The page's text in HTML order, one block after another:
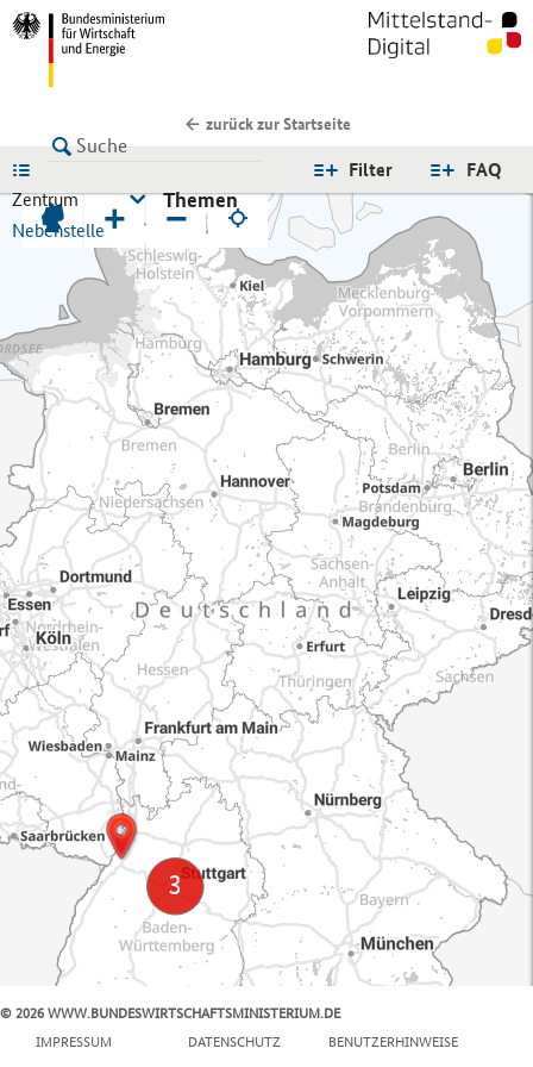
zurück zur Startseite
FAQ
Filter
Zentrum
Nebenstelle
Themen
+ −
© 2026 WWW.BUNDESWIRTSCHAFTSMINISTERIUM.DE
IMPRESSUM
DATENSCHUTZ BENUTZERHINWEISE